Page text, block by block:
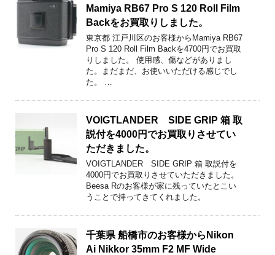
Mamiya RB67 Pro S 120 Roll Film
Backをお買取りしました。
東京都 江戸川区のお客様からMamiya RB67
Pro S 120 Roll Film Backを4700円でお買取
りしました。 使用感、傷などがありまし
た。まだまだ、お使いいただける感じでし
た。 …
VOIGTLANDER SIDE GRIP 箱 取
説付を4000円でお買取りさせてい
ただきました。
VOIGTLANDER SIDE GRIP 箱 取説付を
4000円でお買取りさせていただきました。
Beesa Rのお客様が家に残っていたとこい
うことで持ってきてくれました。
千葉県 船橋市のお客様からNikon
Ai Nikkor 35mm F2 MF Wide